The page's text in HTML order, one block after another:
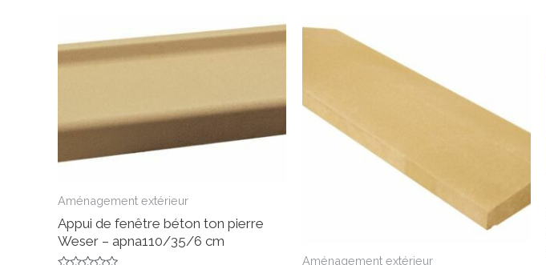
Aménagement extérieur
Appui de fenêtre béton ton pierre
Weser – apna110/35/6 cm
Aménagement extérieur